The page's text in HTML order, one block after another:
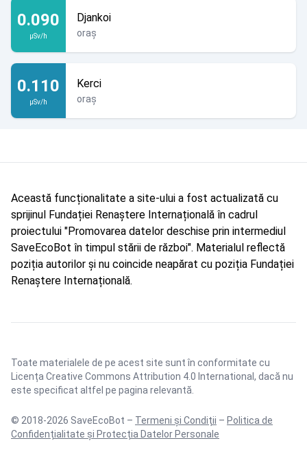
0.090
µSv/h
Djankoi
oraș
0.110
µSv/h
Kerci
oraș
Această funcționalitate a site-ului a fost actualizată cu
sprijinul Fundației Renaștere Internațională în cadrul
proiectului "Promovarea datelor deschise prin intermediul
SaveEcoBot în timpul stării de război". Materialul reflectă
poziția autorilor și nu coincide neapărat cu poziția Fundației
Renaștere Internațională.
Toate materialele de pe acest site sunt în conformitate cu
Licența Creative Commons Attribution 4.0 International , dacă nu
este specificat altfel pe pagina relevantă.
© 2018-2026 SaveEcoBot – Termeni și Condiții – Politica de
Confidențialitate și Protecția Datelor Personale